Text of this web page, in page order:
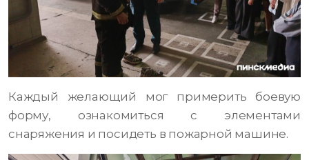
Каждый желающий мог примерить боевую
форму, ознакомиться с элементами
снаряжения и посидеть в пожарной машине.